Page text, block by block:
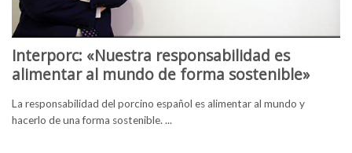
Interporc: «Nuestra responsabilidad es
alimentar al mundo de forma sostenible»
La responsabilidad del porcino español es alimentar al mundo y
hacerlo de una forma sostenible. ...